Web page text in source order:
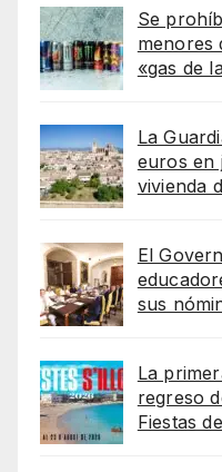
Se
menores
«gas de
La
euros en
vivienda
El
sus
La
regreso
Fiestas